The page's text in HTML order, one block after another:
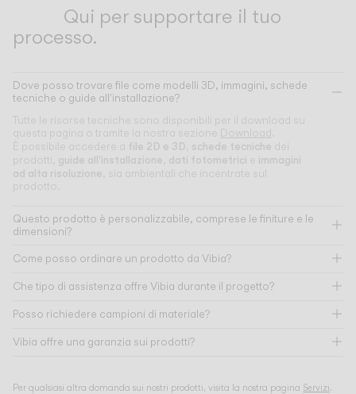
Qui per supportare il tuo
processo.
Dove posso trovare file come modelli 3D, immagini, schede
tecniche o guide all'installazione?
Tutte le risorse tecniche sono disponibili per il download su
questa pagina o tramite la nostra sezione Download
È possibile accedere a file 2D e 3D schede tecniche dei
prodotti, guide all'installazione dati fotometrici e immagini
ad alta risoluzione , sia ambientali che incentrate sul
prodotto.
Questo prodotto è personalizzabile, comprese le finiture e le
dimensioni?
Come posso ordinare un prodotto da Vibia?
Che tipo di assistenza offre Vibia durante il progetto?
Posso richiedere campioni di materiale?
Vibia offre una garanzia sui prodotti?
Per qualsiasi altra domanda sui nostri prodotti, visita la nostra pagina Servizi.